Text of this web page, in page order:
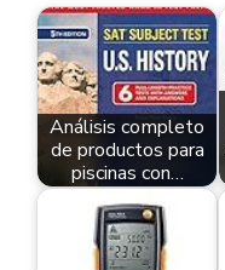
Análisis completo
de productos para
piscinas con…